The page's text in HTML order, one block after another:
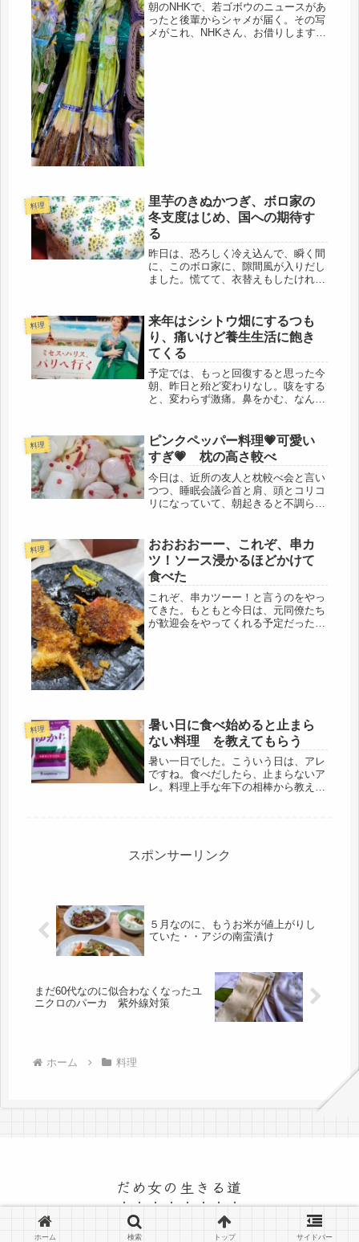
朝のNHKで、若ゴボウのニュースがあ
ったと後輩からシャメが届く。その写
メがこれ、NHKさん、お借りします。
料理
里芋のきぬかつぎ、ボロ家の
冬支度はじめ、国への期待す
る
昨日は、恐ろしく冷え込んで、瞬く間
に、このボロ家に、隙間風が入りだし
ました。慌てて、衣替えもしたけれ
時間、冬季はずっとつけっぱなし。実
家に戻ったのが11月、すぐ寒くな
り、...
料理
来年はシシトウ畑にするつも
り、痛いけど養生生活に飽き
てくる
予定では、もっと回復すると思った今
朝、昨日と殆ど変わりなし。咳をする
と、変わらず激痛。鼻をかむ、なんて
事故後数日のあの恐怖期間からは脱し
たようです。朝、いつもよりは気持
ち、...
料理
ピンクペッパー料理💗可愛い
すぎ💗 枕の高さ較べ
今日は、近所の友人と枕較べ会と言い
つつ、睡眠会議💦首と肩、頭とコリコ
リになっていて、朝起きると不調らし
ルピローを教えてあげたのですが、二
種類の高さがあるので、タオル持参で
お...
料理
おおおおーー、これぞ、串カ
ツ！ソース浸かるほどかけて
食べた
これぞ、串カツーー！と言うのをやっ
てきた。もともと今日は、元同僚たち
が歓迎会をやってくれる予定だったけ
料理
暑い日に食べ始めると止まら
ない料理 を教えてもらう
暑い一日でした。こういう日は、アレ
ですね。食べだしたら、止まらないア
レ。料理上手な年下の相棒から教えて
スポンサーリンク
５月なのに、もうお米が値上がりし
ていた・・アジの南蛮漬け
まだ60代なのに似合わなくなったユ
ニクロのパーカ 紫外線対策
ホーム 料理
だめ女の生きる道
© 2015 だめ女の生きる道.
ホーム 検索 トップ サイドバー